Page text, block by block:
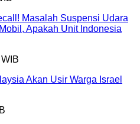
Masalah Suspensi Udara
Apakah Unit Indonesia
Akan Usir Warga Israel